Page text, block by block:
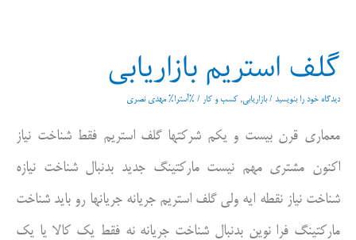
گلف استریم بازاریابی
دیدگاه‌ خود را بنویسید /بازاریابی, کسب و کار / %آسترا% مهدی نصری
معماری قرن بیست و یکم شرکتها گلف استریم فقط شناخت نیاز
اکنون مشتری مهم نیست مارکتینگ جدید بدنبال شناخت نیازه
شناخت نیاز نقطه ایه ولی گلف استریم جریانه جریانها رو باید شناخت
مارکتینگ فرا نوین بدنبال شناخت جریانه نه فقط یک کالا یا یک